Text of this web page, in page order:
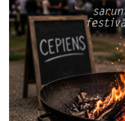
ThreadsFacebookYoutube
X